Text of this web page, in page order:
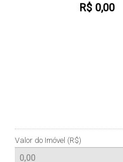
R$ 0,00
Valor do Imóvel (R$)